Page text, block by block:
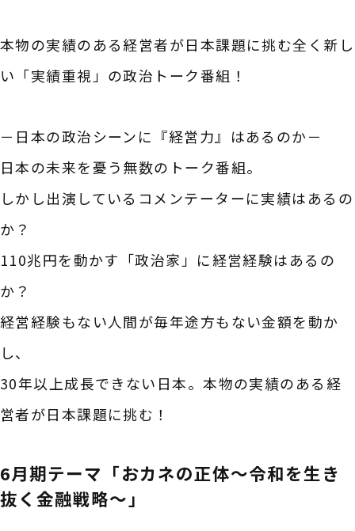
本物の実績のある経営者が日本課題に挑む全く新し
い「実績重視」の政治トーク番組！
－日本の政治シーンに『経営力』はあるのか－
日本の未来を憂う無数のトーク番組。
しかし出演しているコメンテーターに実績はあるの
か？
110兆円を動かす「政治家」に経営経験はあるの
か？
経営経験もない人間が毎年途方もない金額を動か
し、
30年以上成長できない日本。本物の実績のある経
営者が日本課題に挑む！
6月期テーマ「おカネの正体～令和を生き
抜く金融戦略～」